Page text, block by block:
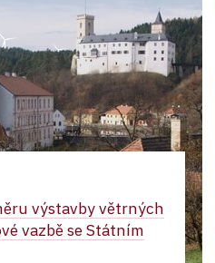
výstavby větrných
vazbě se Státním